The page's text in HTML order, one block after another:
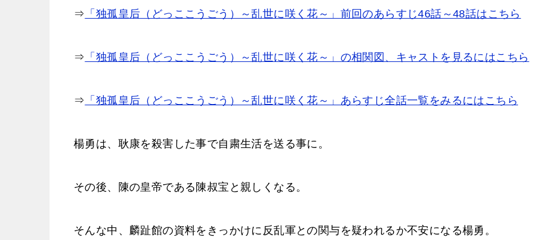
⇒ 「独孤皇后（どっここうごう）～乱世に咲く花～」前回のあらすじ46話～48話はこちら
⇒ 「独孤皇后（どっここうごう）～乱世に咲く花～」の相関図、キャストを見るにはこちら
⇒ 「独孤皇后（どっここうごう）～乱世に咲く花～」あらすじ全話一覧をみるにはこちら
楊勇は、耿康を殺害した事で自粛生活を送る事に。
その後、陳の皇帝である陳叔宝と親しくなる。
そんな中、麟趾館の資料をきっかけに反乱軍との関与を疑われるか不安になる楊勇。